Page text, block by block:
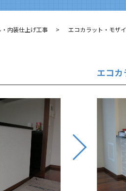
・内装仕上げ工事 エコカラット・モザ
エコ